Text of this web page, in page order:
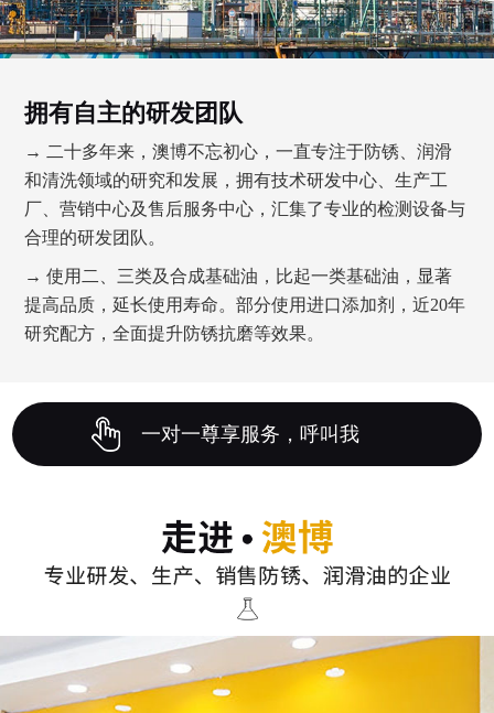
拥有自主的研发团队
→ 二十多年来，澳博不忘初心，一直专注于防锈、润滑
和清洗领域的研究和发展，拥有技术研发中心、生产工
厂、营销中心及售后服务中心，汇集了专业的检测设备与
合理的研发团队。
→ 使用二、三类及合成基础油，比起一类基础油，显著
提高品质，延长使用寿命。部分使用进口添加剂，近20年
研究配方，全面提升防锈抗磨等效果。
一对一尊享服务，呼叫我